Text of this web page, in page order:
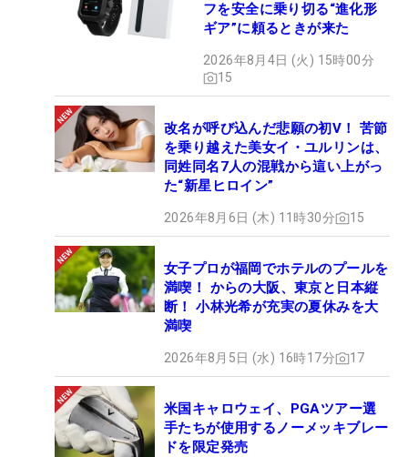
フを安全に乗り切る“進化形
ギア”に頼るときが来た
2026年8月4日 (火) 15時00分
15
改名が呼び込んだ悲願の初V！ 苦節
を乗り越えた美女イ・ユルリンは、
同姓同名7人の混戦から這い上がっ
た“新星ヒロイン”
2026年8月6日 (木) 11時30分 15
女子プロが福岡でホテルのプールを
満喫！ からの大阪、東京と日本縦
断！ 小林光希が充実の夏休みを大
満喫
2026年8月5日 (水) 16時17分 17
米国キャロウェイ、PGAツアー選
手たちが使用するノーメッキブレー
ドを限定発売